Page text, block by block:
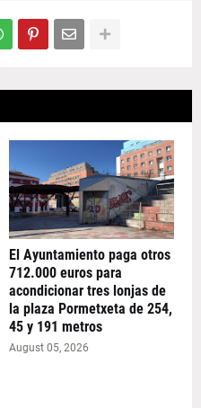
El Ayuntamiento paga otros
712.000 euros para
acondicionar tres lonjas de
la plaza Pormetxeta de 254,
45 y 191 metros
August 05, 2026